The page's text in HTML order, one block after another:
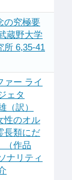
の究極要
蔵野大学
所 6,35-41
ァー ライ
ェタ
（訳）
性のオル
長類にだ
（作品
ナリティ